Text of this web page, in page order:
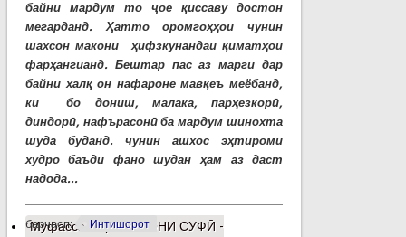
байни мардум то ҷое қиссаву достон
мегарданд. Ҳатто оромгоҳҳои чунин
шахсон макони ҳифзкунандаи қиматҳои
фарҳангианд. Бештар пас аз марги дар
байни халқ он нафароне мавқеъ меёбанд,
ки бо дониш, малака, парҳезкорӣ,
диндорӣ, нафърасонӣ ба мардум шинохта
шуда буданд. чунин ашхос эҳтироми
худро баъди фано шудан ҳам аз даст
надода...
барчасп: Интишорот
Муфассалтаро ЭШОНИ СУФӢ -